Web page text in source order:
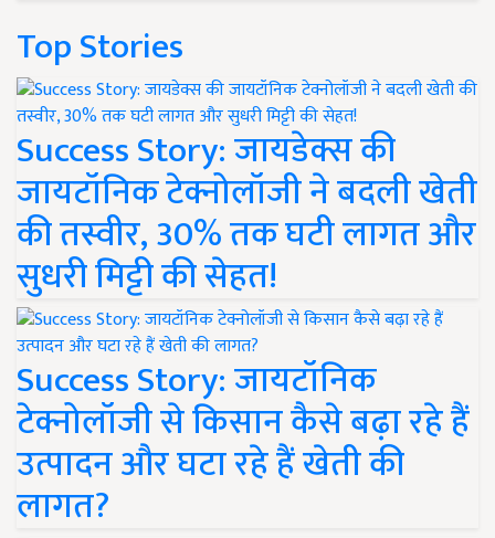
Top Stories
Success Story: जायडेक्स की
जायटॉनिक टेक्नोलॉजी ने बदली खेती
की तस्वीर, 30% तक घटी लागत और
सुधरी मिट्टी की सेहत!
Success Story: जायटॉनिक
टेक्नोलॉजी से किसान कैसे बढ़ा रहे हैं
उत्पादन और घटा रहे हैं खेती की
लागत?